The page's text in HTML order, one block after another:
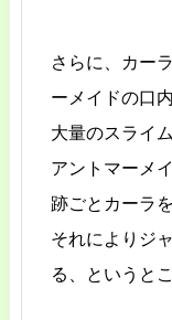
さらに、カー
ーメイドの口
大量のスライ
アントマーメ
跡ごとカーラを
それによりジ
る、というと